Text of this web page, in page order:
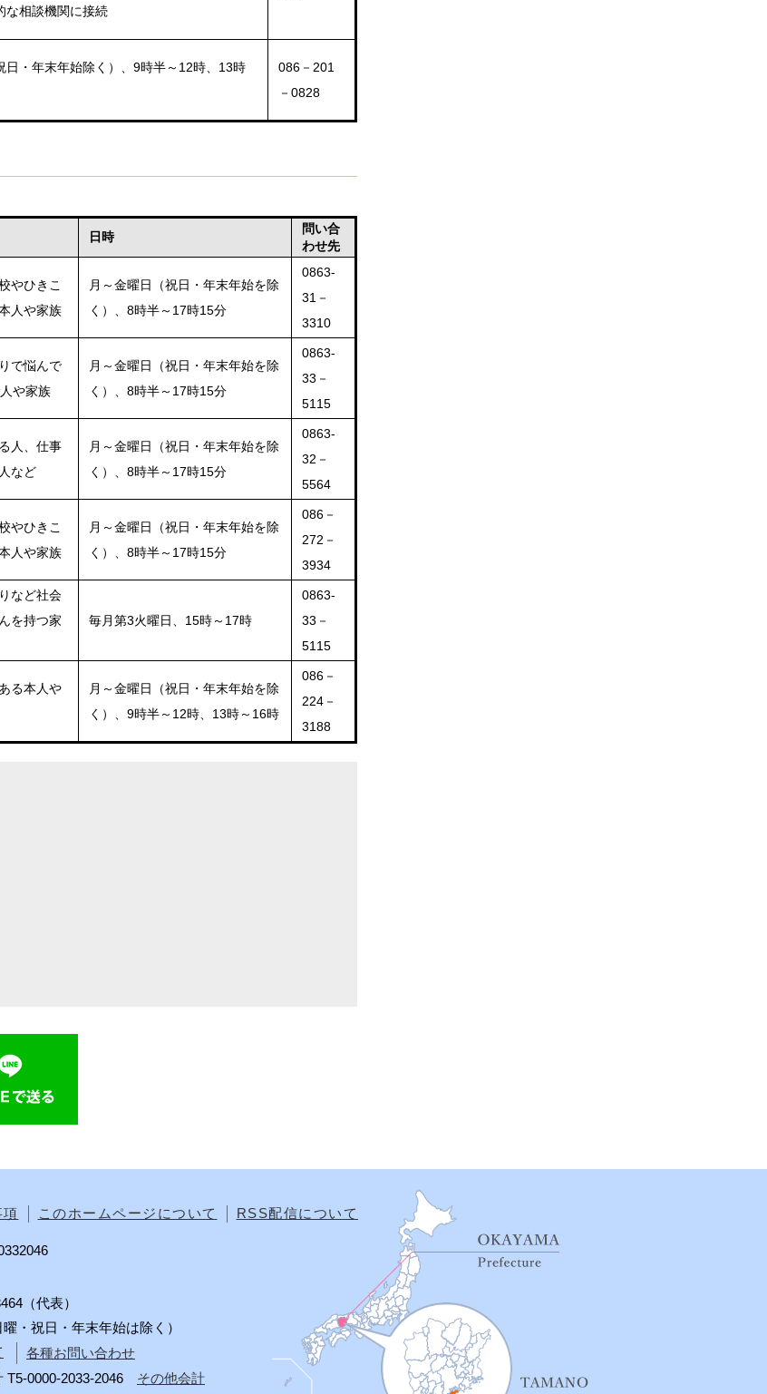
な相談機関に接続
日・年末年始除く）、9時半～12時、13時
086－201
－0828
日時
問い合
わせ先
やひきこ
人や家族
月～金曜日（祝日・年末年始を除
く）、8時半～17時15分
0863-
31－
3310
で悩んで
や家族
月～金曜日（祝日・年末年始を除
く）、8時半～17時15分
0863-
33－
5115
人、仕事
など
月～金曜日（祝日・年末年始を除
く）、8時半～17時15分
0863-
32－
5564
やひきこ
人や家族
月～金曜日（祝日・年末年始を除
く）、8時半～17時15分
086－
272－
3934
など社会
を持つ家
毎月第3火曜日、15時～17時
0863-
33－
5115
る本人や
月～金曜日（祝日・年末年始を除
く）、9時半～12時、13時～16時
086－
224－
3188
項 このホームページについて RSS配信について
（代表）
・祝日・年末年始は除く）
各種お問い合わせ
T5-0000-2033-2046 その他会計